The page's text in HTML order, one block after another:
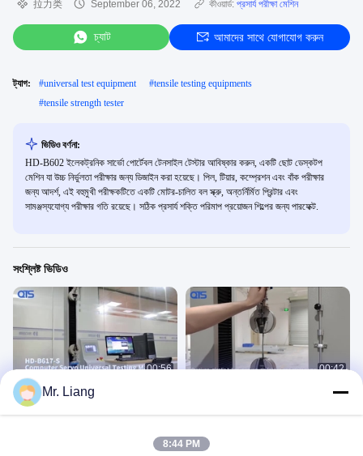
拉力类 September 06, 2022 কীওয়ার্ড: প্রসার্য পরীক্ষা মেশিন
চ্যাট আমাদের সাথে যোগাযোগ করুন
ট্যাগ: #universal test equipment #tensile testing equipments
#tensile strength tester
ভিডিও বর্ণনা:
HD-B602 ইলেকট্রনিক সার্ভো পোর্টেবল টেনসাইল টেস্টার আবিষ্কার করুন, একটি ছোট ডেস্কটপ
মেশিন যা উচ্চ নির্ভুলতা পরীক্ষার জন্য ডিজাইন করা হয়েছে। পিল, টিয়ার, কম্প্রেশন এবং বাঁক পরীক্ষার
জন্য আদর্শ, এই বহুমুখী পরীক্ষকটিতে একটি মোটর-চালিত বল স্ক্রু, অন্তর্নির্মিত প্রিন্টার এবং
সামঞ্জস্যযোগ্য পরীক্ষার গতি রয়েছে। সঠিক প্রসার্য শক্তি পরিমাপ প্রয়োজন শিল্পের জন্য পারফেক্ট.
সংশ্লিষ্ট ভিডিও
00:56
টেনসাইল টেস্টিং মেশিন
拉力类
00:42
Mr. Liang
8:44 PM